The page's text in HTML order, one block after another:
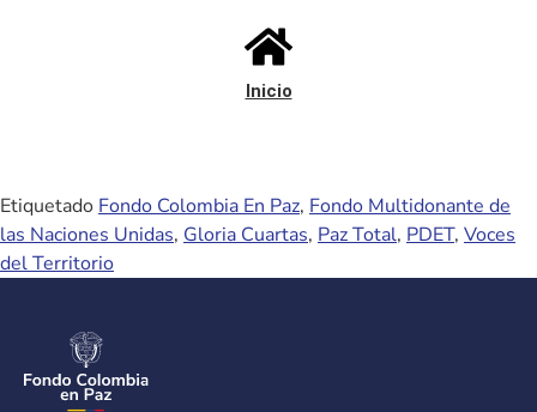
Inicio
Etiquetado Fondo Colombia En Paz, Fondo Multidonante de
las Naciones Unidas, Gloria Cuartas, Paz Total, PDET, Voces
del Territorio